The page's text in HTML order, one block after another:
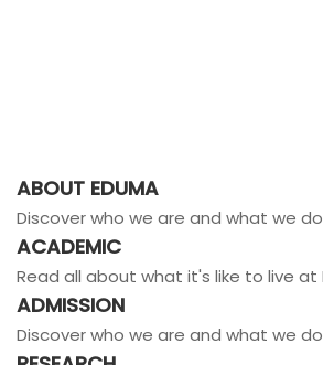
ABOUT EDUMA
Discover who we are and what we do
ACADEMIC
Read all about what it's like to live at
ADMISSION
Discover who we are and what we do